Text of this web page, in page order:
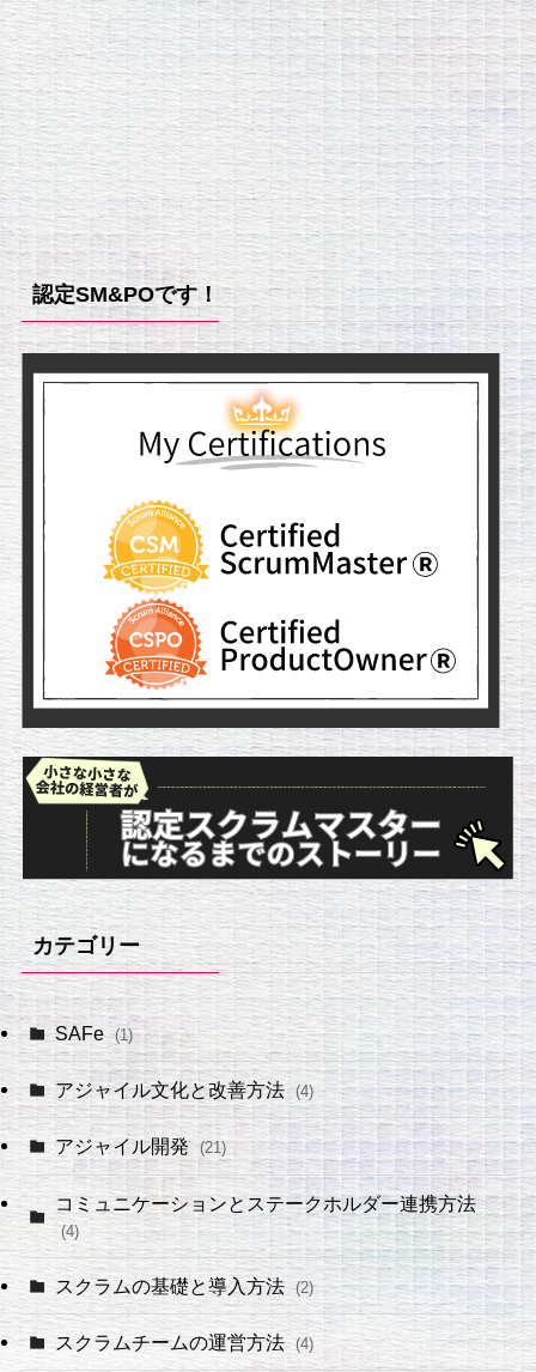
認定SM&POです！
カテゴリー
SAFe (1)
アジャイル文化と改善方法 (4)
アジャイル開発 (21)
コミュニケーションとステークホルダー連携方法
(4)
スクラムの基礎と導入方法 (2)
スクラムチームの運営方法 (4)